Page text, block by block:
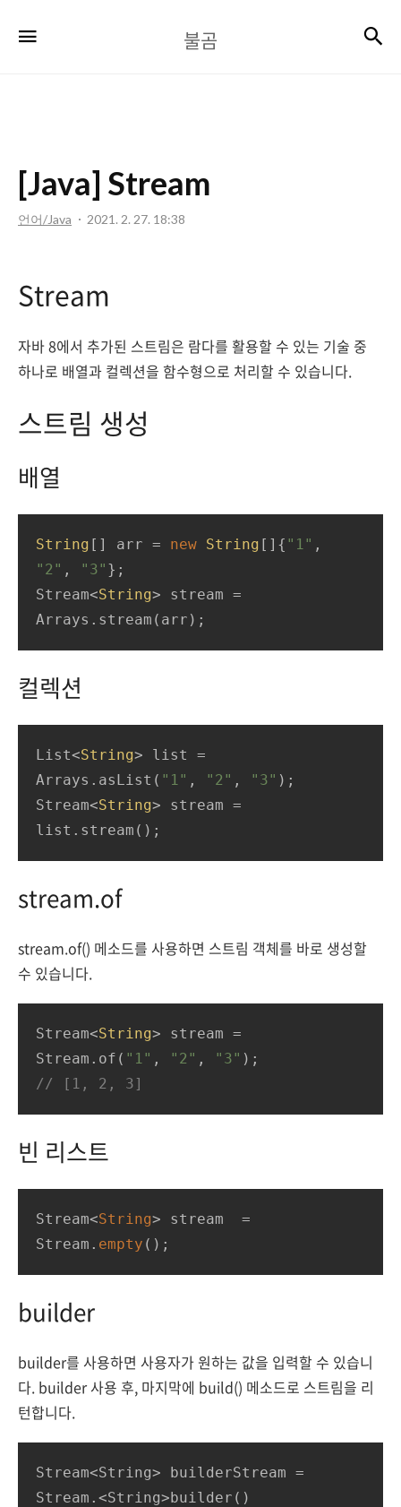
곰
불곰
[Java] Stream
언어/Java 2021. 2. 27. 18:38
Stream
자바 8에서 추가된 스트림은 람다를 활용할 수 있는 기술 중
하나로 배열과 컬렉션을 함수형으로 처리할 수 있습니다.
스트림 생성
배열
String [] arr = new String []{ "1"
"2" , "3" };
Stream<String> stream =
Arrays.stream(arr);
컬렉션
List<String> list =
Arrays.asList( "1" , "2" , "3" );
Stream<String> stream =
list.stream();
stream.of
stream.of() 메소드를 사용하면 스트림 객체를 바로 생성할
수 있습니다.
Stream<String> stream =
Stream.of( "1" , "2" , "3"
// [1, 2, 3]
빈 리스트
Stream<String> stream  =
Stream. empty ();
builder
builder를 사용하면 사용자가 원하는 값을 입력할 수 있습니
다. builder 사용 후, 마지막에 build() 메소드로 스트림을 리
턴합니다.
Stream<String> builderStream =
Stream.<String>builder()